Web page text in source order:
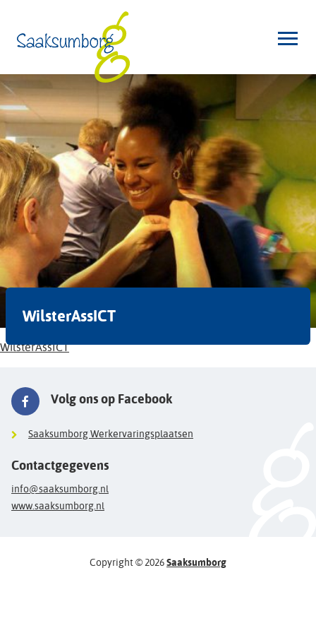
WilsterAssICT
WilsterAssICT
Volg ons op Facebook
Saaksumborg Werkervaringsplaatsen
Contactgegevens
info@saaksumborg.nl
www.saaksumborg.nl
Copyright © 2026Saaksumborg